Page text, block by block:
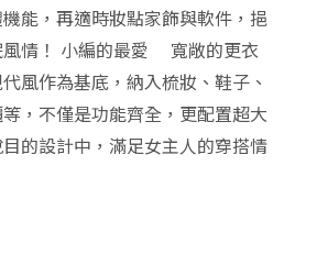
能，再適時妝點家飾與軟件，挹
風情！ 小編的最愛 寬敞的更衣
風作為基底，納入梳妝、鞋子、
，不僅是功能齊全，更配置超大
的設計中，滿足女主人的穿搭情